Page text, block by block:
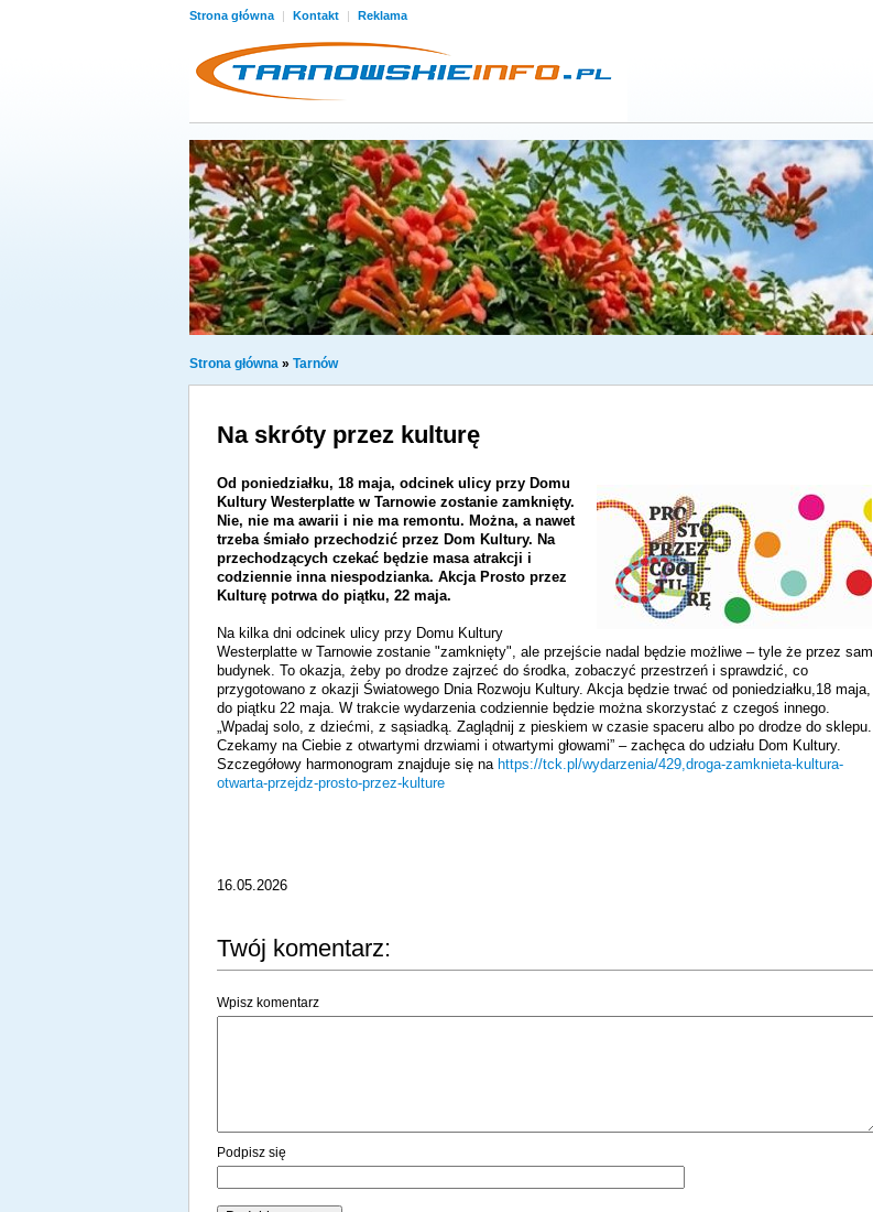
Strona główna | Kontakt | Reklama
Strona główna » Tarnów
Na skróty przez kulturę
Od poniedziałku, 18 maja, odcinek ulicy przy Domu
Kultury Westerplatte w Tarnowie zostanie zamknięty.
Nie, nie ma awarii i nie ma remontu. Można, a nawet
trzeba śmiało przechodzić przez Dom Kultury. Na
przechodzących czekać będzie masa atrakcji i
codziennie inna niespodzianka. Akcja Prosto przez
Kulturę potrwa do piątku, 22 maja.
Na kilka dni odcinek ulicy przy Domu Kultury
Westerplatte w Tarnowie zostanie "zamknięty", ale przejście nadal będzie możliwe – tyle że przez sam
budynek. To okazja, żeby po drodze zajrzeć do środka, zobaczyć przestrzeń i sprawdzić, co
przygotowano z okazji Światowego Dnia Rozwoju Kultury. Akcja będzie trwać od poniedziałku,18 maja,
do piątku 22 maja. W trakcie wydarzenia codziennie będzie można skorzystać z czegoś innego.
„Wpadaj solo, z dziećmi, z sąsiadką. Zaglądnij z pieskiem w czasie spaceru albo po drodze do sklepu.
Czekamy na Ciebie z otwartymi drzwiami i otwartymi głowami” –zachęca do udziału Dom Kultury.
Szczegółowy harmonogram znajduje się na https://tck.pl/wydarzenia/429,droga-zamknieta-kultura-
otwarta-przejdz-prosto-przez-kulture
16.05.2026
Twój komentarz:
Wpisz komentarz
Podpisz się